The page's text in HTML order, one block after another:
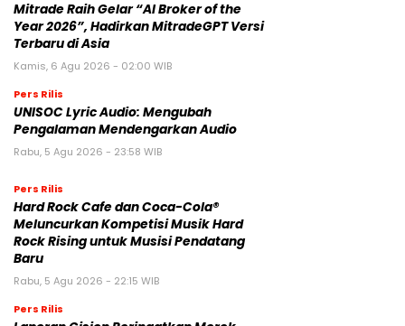
Mitrade Raih Gelar “AI Broker of the
Year 2026”, Hadirkan MitradeGPT Versi
Terbaru di Asia
Kamis, 6 Agu 2026 - 02:00 WIB
Pers Rilis
UNISOC Lyric Audio: Mengubah
Pengalaman Mendengarkan Audio
Rabu, 5 Agu 2026 - 23:58 WIB
Pers Rilis
Hard Rock Cafe dan Coca-Cola®
Meluncurkan Kompetisi Musik Hard
Rock Rising untuk Musisi Pendatang
Baru
Rabu, 5 Agu 2026 - 22:15 WIB
Pers Rilis